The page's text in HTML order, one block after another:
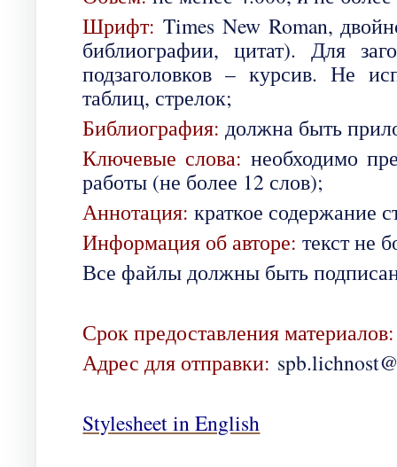
Шрифт: Times New Roman,
библиографии, цитат). Для
подзаголовков – курсив. Не
таблиц, стрелок;
Библиография: должна быть
Ключевые слова:необходимо
работы (не более 12 слов);
Аннотация: краткое содержание
Информация об авторе: текст не
Все файлы должны быть
Срок предоставления
Адрес для отправки:
Stylesheet in English